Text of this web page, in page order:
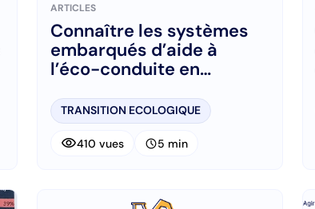
ARTICLES
Connaître les systèmes
embarqués d’aide à
l’éco-conduite en
production
TRANSITION ECOLOGIQUE
visibility410 vues schedule5 min